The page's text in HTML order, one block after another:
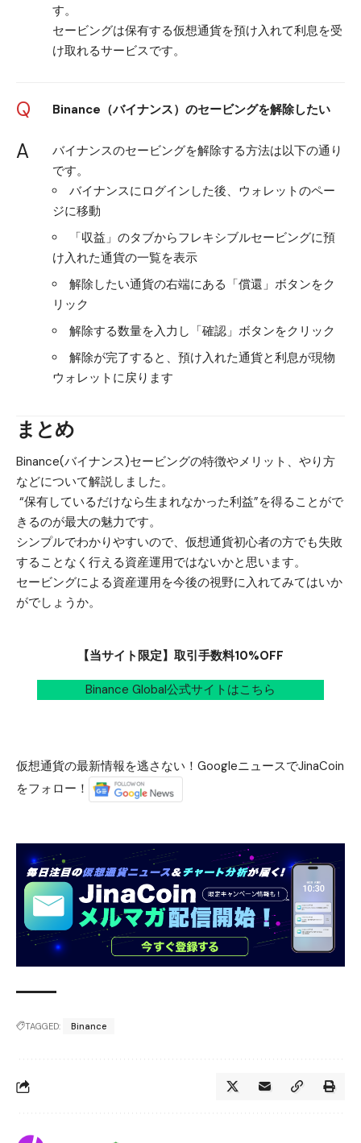
す。
セービングは保有する仮想通貨を預け入れて利息を受
け取れるサービスです。
Q Binance（バイナンス）のセービングを解除したい
A
バイナンスのセービングを解除する方法は以下の通り
です。
バイナンスにログインした後、ウォレットのペー
ジに移動
「収益」のタブからフレキシブルセービングに預
け入れた通貨の一覧を表示
解除したい通貨の右端にある「償還」ボタンをク
リック
解除する数量を入力し「確認」ボタンをクリック
解除が完了すると、預け入れた通貨と利息が現物
ウォレットに戻ります
まとめ
Binance(バイナンス)セービングの特徴やメリット、やり方
などについて解説しました。
“保有しているだけなら生まれなかった利益”を得ることがで
きるのが最大の魅力です。
シンプルでわかりやすいので、仮想通貨初心者の方でも失敗
することなく行える資産運用ではないかと思います。
セービングによる資産運用を今後の視野に入れてみてはいか
がでしょうか。
【当サイト限定】取引手数料10%OFF
Binance Global公式サイトはこちら
仮想通貨の最新情報を逃さない！GoogleニュースでJinaCoin
をフォロー！
TAGGED: Binance